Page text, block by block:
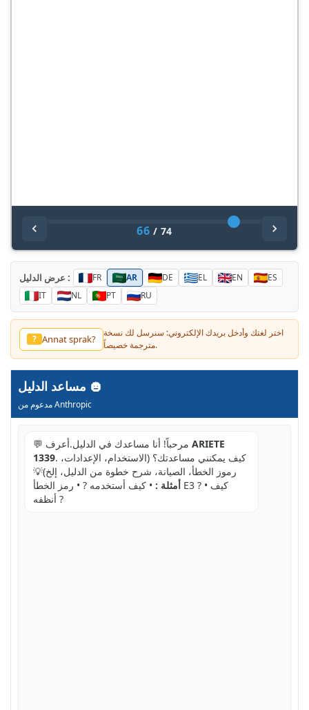
66 / 74
عرض الدليل : FR AR DE EL EN
ES
IT
NL PT RU
? Annat sprak?
اختر لغتك وأدخل بريدك الإلكتروني: سنرسل لك نسخة
مترجمة خصيصاً.
مدعوم من Anthropic
💬 مرحباً! أنا مساعدك في الدليل.أعرف ARIETE
1339. كيف يمكنني مساعدتك؟ (الاستخدام، الإعدادات،
رموز الخطأ، الصيانة، شرح خطوة من الدليل، إلخ)💡
أمثلة : • كيف أستخدمه ? • رمز الخطأ E3 ? • كيف
أنظفه ?